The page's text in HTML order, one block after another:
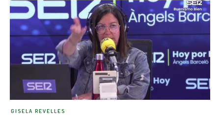
GISELA REVELLES